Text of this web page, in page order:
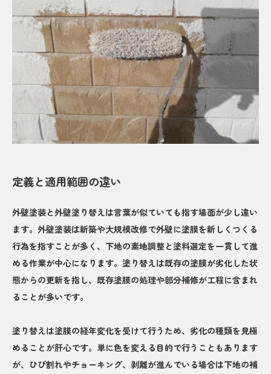
定義と適用範囲の違い
外壁塗装と外壁塗り替えは言葉が似ていても指す場面が少し違い
ます。外壁塗装は新築や大規模改修で外壁に塗膜を新しくつくる
行為を指すことが多く、下地の素地調整と塗料選定を一貫して進
める作業が中心になります。塗り替えは既存の塗膜が劣化した状
態からの更新を指し、既存塗膜の処理や部分補修が工程に含まれ
ることが多いです。
塗り替えは塗膜の経年変化を受けて行うため、劣化の種類を見極
めることが肝心です。単に色を変える目的で行うこともあります
が、ひび割れやチョーキング、剥離が進んでいる場合は下地の補